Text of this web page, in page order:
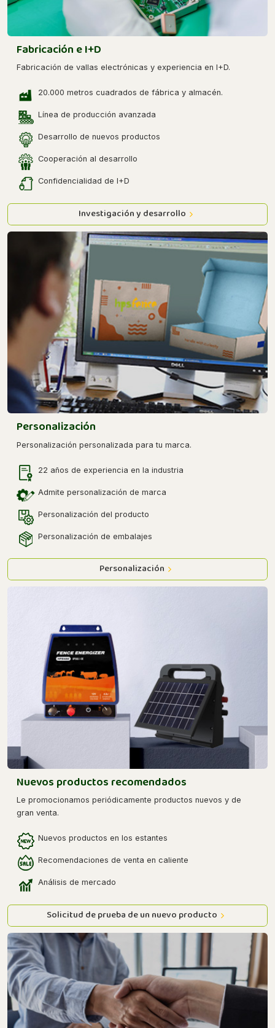
Fabricación e I+D
Fabricación de vallas electrónicas y experiencia en I+D.
20.000 metros cuadrados de fábrica y almacén.
Línea de producción avanzada
Desarrollo de nuevos productos
Cooperación al desarrollo
Confidencialidad de I+D
Investigación y desarrollo
Personalización
Personalización personalizada para tu marca.
22 años de experiencia en la industria
Admite personalización de marca
Personalización del producto
Personalización de embalajes
Personalización
Nuevos productos recomendados
Le promocionamos periódicamente productos nuevos y de
gran venta.
Nuevos productos en los estantes
Recomendaciones de venta en caliente
Análisis de mercado
Solicitud de prueba de un nuevo producto